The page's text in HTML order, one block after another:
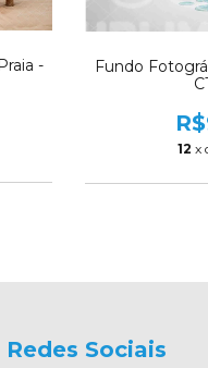
-
Fundo
12 x
Redes Sociais